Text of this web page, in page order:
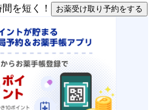
お薬受け取り予約をする